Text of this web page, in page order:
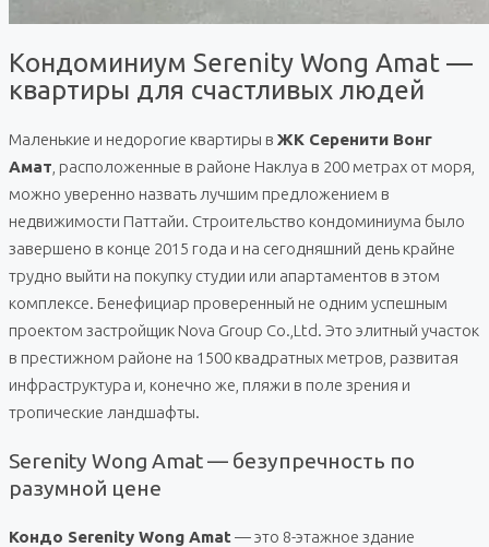
Кондоминиум Serenity Wong Amat —
квартиры для счастливых людей
Маленькие и недорогие квартиры в ЖК Серенити Вонг
Амат , расположенные в районе Наклуа в 200 метрах от моря,
можно уверенно назвать лучшим предложением в
недвижимости Паттайи. Строительство кондоминиума было
завершено в конце 2015 года и на сегодняшний день крайне
трудно выйти на покупку студии или апартаментов в этом
комплексе. Бенефициар проверенный не одним успешным
проектом застройщик Nova Group Co.,Ltd. Это элитный участок
в престижном районе на 1500 квадратных метров, развитая
инфраструктура и, конечно же, пляжи в поле зрения и
тропические ландшафты.
Serenity Wong Amat — безупречность по
разумной цене
Кондо Serenity Wong Amat — это 8-этажное здание